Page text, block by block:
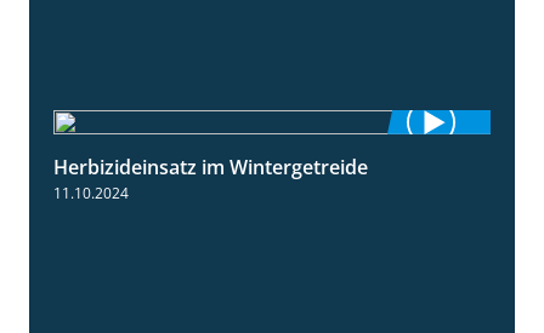
Herbizideinsatz im Wintergetreide
11.10.2024